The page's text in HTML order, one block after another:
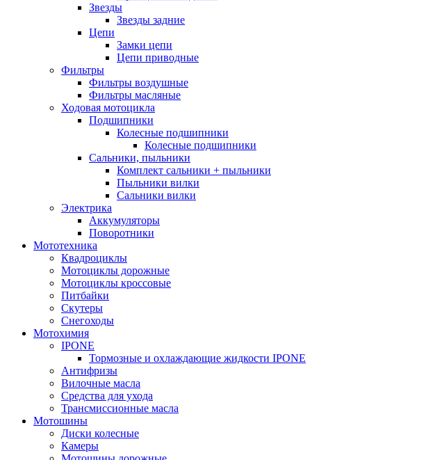
Звезды
Звезды задние
Цепи
Замки цепи
Цепи приводные
Фильтры
Фильтры воздушные
Фильтры масляные
Ходовая мотоцикла
Подшипники
Колесные подшипники
Колесные подшипники
Сальники, пыльники
Комплект сальники + пыльники
Пыльники вилки
Сальники вилки
Электрика
Аккумуляторы
Поворотники
Мототехника
Квадроциклы
Мотоциклы дорожные
Мотоциклы кроссовые
Питбайки
Скутеры
Снегоходы
Мотохимия
IPONE
Тормозные и охлаждающие жидкости IPONE
Антифризы
Вилочные масла
Средства для ухода
Трансмиссионные масла
Мотошины
Диски колесные
Камеры